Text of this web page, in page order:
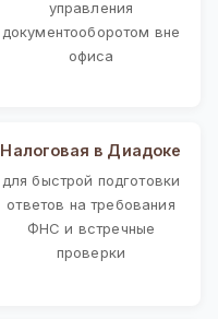
управления
документооборотом вне
офиса
Налоговая в Диадоке
для быстрой подготовки
ответов на требования
ФНС и встречные
проверки